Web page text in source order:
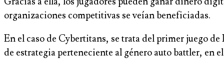
organizaciones competitivas se veían beneficiadas.
En el caso de Cybertitans, se trata del primer juego
de estrategia perteneciente al género auto battler, en